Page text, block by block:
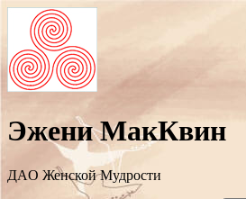
Эжени МакКвин
ДAO Женской Мудрости